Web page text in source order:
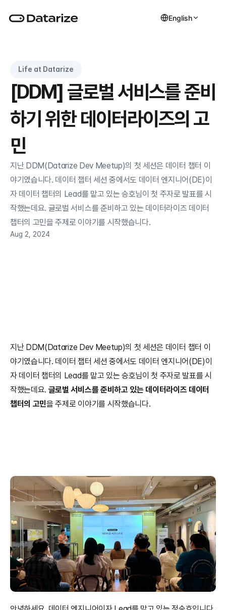
English
Life at Datarize
[DDM] 글로벌 서비스를 준비
하기 위한 데이터라이즈의 고
민
지난 DDM(Datarize Dev Meetup)의 첫 세션은 데이터 챕터 이
야기였습니다. 데이터 챕터 세션 중에서도 데이터 엔지니어(DE)이
자 데이터 챕터의 Lead를 맡고 있는 승호님이 첫 주자로 발표를 시
작했는데요. 글로벌 서비스를 준비하고 있는 데이터라이즈 데이터
챕터의 고민을 주제로 이야기를 시작했습니다.
Aug 2, 2024
지난 DDM(Datarize Dev Meetup)의 첫 세션은 데이터 챕터 이
야기였습니다. 데이터 챕터 세션 중에서도 데이터 엔지니어(DE)이
자 데이터 챕터의 Lead를 맡고 있는 승호님이 첫 주자로 발표를 시
작했는데요. 글로벌 서비스를 준비하고 있는 데이터라이즈 데이터
챕터의 고민을 주제로 이야기를 시작했습니다.